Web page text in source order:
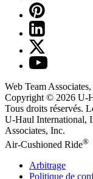
Web Team
Copyright © 2026 U-
Tous droits réservés.
U-Haul International,
Associates, Inc.
Air-Cushioned Ride®
Arbitrage
Politique de